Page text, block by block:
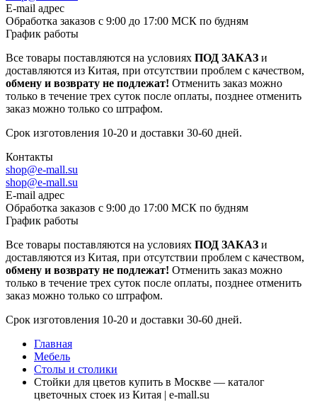
E-mail адрес
Обработка заказов с 9:00 до 17:00 МСК по будням
График работы
Все товары поставляются на условиях ПОД ЗАКАЗ и
доставляются из Китая, при отсутствии проблем с качеством,
обмену и возврату не подлежат! Отменить заказ можно
только в течение трех суток после оплаты, позднее отменить
заказ можно только со штрафом.
Срок изготовления 10-20 и доставки 30-60 дней.
Контакты
shop@e-mall.su
shop@e-mall.su
E-mail адрес
Обработка заказов с 9:00 до 17:00 МСК по будням
График работы
Все товары поставляются на условиях ПОД ЗАКАЗ и
доставляются из Китая, при отсутствии проблем с качеством,
обмену и возврату не подлежат! Отменить заказ можно
только в течение трех суток после оплаты, позднее отменить
заказ можно только со штрафом.
Срок изготовления 10-20 и доставки 30-60 дней.
Главная
Мебель
Столы и столики
Стойки для цветов купить в Москве — каталог
цветочных стоек из Китая | e-mall.su